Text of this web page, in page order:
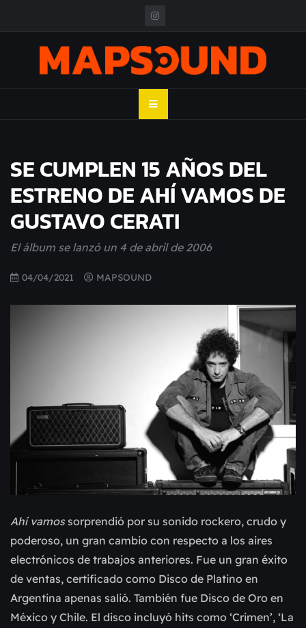
MAPSOUND
SE CUMPLEN 15 AÑOS DEL
ESTRENO DE AHÍ VAMOS DE
GUSTAVO CERATI
El álbum se lanzó un 4 de abril de 2006
04/04/2021 MAPSOUND
Ahí vamossorprendió por su sonido rockero, crudo y
poderoso, un gran cambio con respecto a los aires
electrónicos de trabajos anteriores. Fue un gran éxito
de ventas, certificado como Disco de Platino en
Argentina apenas salió. También fue Disco de Oro en
México y Chile. El disco incluyó hits como ‘Crimen’, ‘La